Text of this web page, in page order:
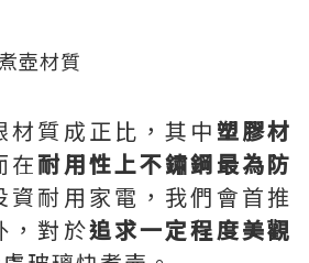
材質成正比，其中 塑膠材
在耐用性上不鏽鋼最為防
資耐用家電，我們會首推
，對於追求一定程度美觀